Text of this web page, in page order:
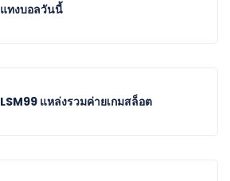
แทงบอลวันนี้
LSM99 แหล่งรวมค่ายเกมสล็อต